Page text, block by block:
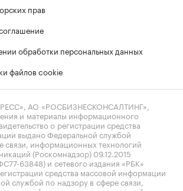
прав
обработки персональных данных
файлов cookie
АО «РОСБИЗНЕСКОНСАЛТИНГ»,
и материалы информационного
о регистрации средства
выдано Федеральной службой
связи, информационных технологий
(Роскомнадзор) 09.12.2015
63848) и сетевого издания «РБК»
средства массовой информации
службой по надзору в сфере связи,